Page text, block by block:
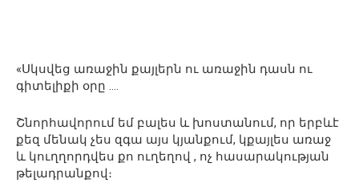
«Սկսվեց առաջին քայլերն ու առաջին դասն ու
գիտելիքի օրը ….
Շնորհավորում եմ բալես և խոստանում, որ երբևէ
քեզ մենակ չես զգա այս կյանքում, կքայլես առաջ
և կուղղորդվես քո ուղեղով , ոչ հասարակության
թելադրանքով։